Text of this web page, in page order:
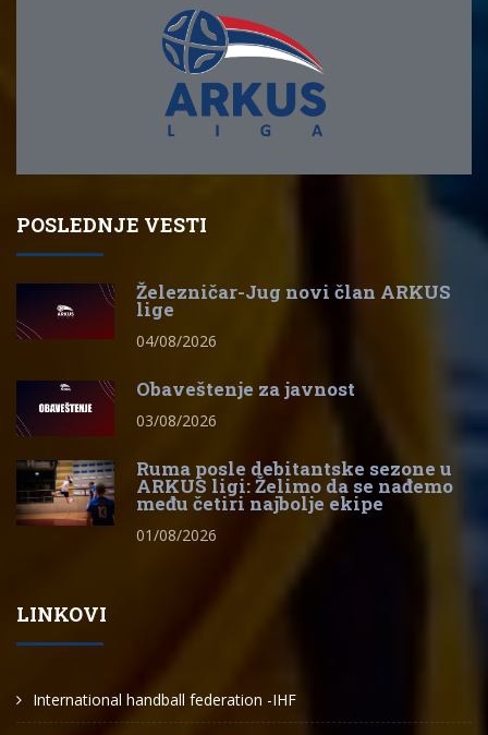
POSLEDNJE VESTI
Železničar-Jug novi član ARKUS
lige
04/08/2026
Obaveštenje za javnost
03/08/2026
Ruma posle debitantske sezone u
ARKUS ligi: Želimo da se nađemo
među četiri najbolje ekipe
01/08/2026
LINKOVI
International handball federation -IHF